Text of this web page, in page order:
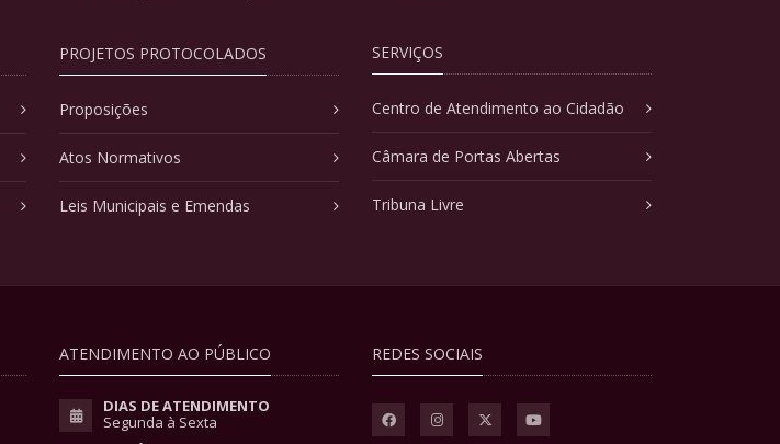
PROJETOS PROTOCOLADOS
Proposições
Atos Normativos
Leis Municipais e Emendas
SERVIÇOS
Centro de Atendimento ao Cidadão
Câmara de Portas Abertas
Tribuna Livre
ATENDIMENTO AO PÚBLICO
DIAS DE ATENDIMENTO
Segunda à Sexta
REDES SOCIAIS